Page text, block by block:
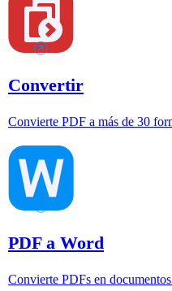
Convertir
Convierte PDF a más de 30
PDF a Word
Convierte PDFs en